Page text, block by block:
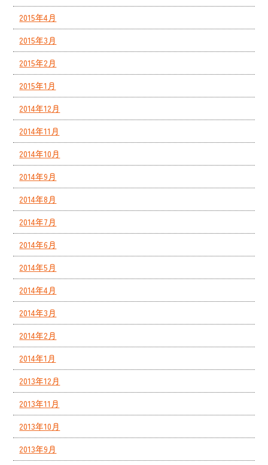
2015年4月
2015年3月
2015年2月
2015年1月
2014年12月
2014年11月
2014年10月
2014年9月
2014年8月
2014年7月
2014年6月
2014年5月
2014年4月
2014年3月
2014年2月
2014年1月
2013年12月
2013年11月
2013年10月
2013年9月